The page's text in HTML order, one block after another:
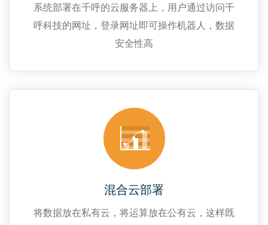
系统部署在千呼的云服务器上，用户通过访问千
呼科技的网址，登录网址即可操作机器人，数据
安全性高
混合云部署
将数据放在私有云，将运算放在公有云，这样既